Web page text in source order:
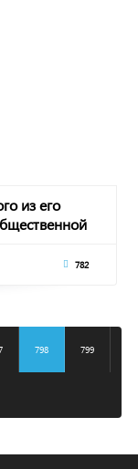
из его
782
798 799